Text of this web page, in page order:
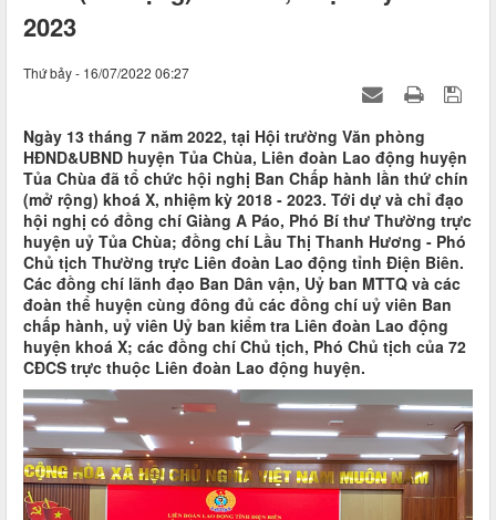
2023
Thứ bảy - 16/07/2022 06:27
Ngày 13 tháng 7 năm 2022, tại Hội trường Văn phòng
HĐND&UBND huyện Tủa Chùa, Liên đoàn Lao động huyện
Tủa Chùa đã tổ chức hội nghị Ban Chấp hành lần thứ chín
(mở rộng) khoá X, nhiệm kỳ 2018 - 2023. Tới dự và chỉ đạo
hội nghị có đồng chí Giàng A Páo, Phó Bí thư Thường trực
huyện uỷ Tủa Chùa; đồng chí Lầu Thị Thanh Hương - Phó
Chủ tịch Thường trực Liên đoàn Lao động tỉnh Điện Biên.
Các đồng chí lãnh đạo Ban Dân vận, Uỷ ban MTTQ và các
đoàn thể huyện cùng đông đủ các đồng chí uỷ viên Ban
chấp hành, uỷ viên Uỷ ban kiểm tra Liên đoàn Lao động
huyện khoá X; các đồng chí Chủ tịch, Phó Chủ tịch của 72
CĐCS trực thuộc Liên đoàn Lao động huyện.